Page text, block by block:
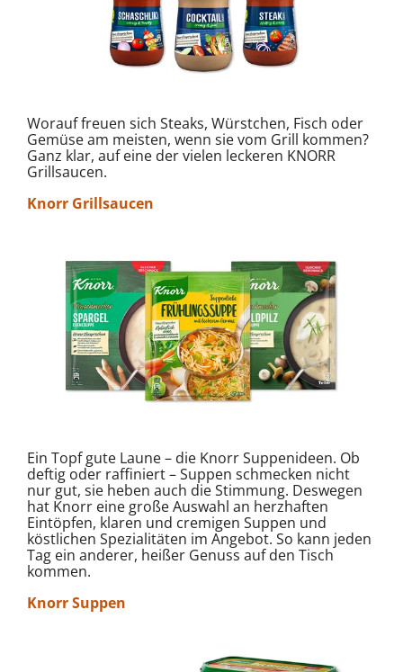
Worauf freuen sich Steaks, Würstchen, Fisch oder
Gemüse am meisten, wenn sie vom Grill kommen?
Ganz klar, auf eine der vielen leckeren KNORR
Grillsaucen.
Knorr Grillsaucen
Ein Topf gute Laune – die Knorr Suppenideen. Ob
deftig oder raffiniert – Suppen schmecken nicht
nur gut, sie heben auch die Stimmung. Deswegen
hat Knorr eine große Auswahl an herzhaften
Eintöpfen, klaren und cremigen Suppen und
köstlichen Spezialitäten im Angebot. So kann jeden
Tag ein anderer, heißer Genuss auf den Tisch
kommen.
Knorr Suppen